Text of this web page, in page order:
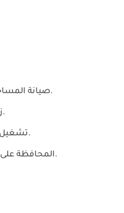
صيانة المساحات الخضراء والحدائق.
زراعة الأشجار والنباتات.
تشغيل معدات الري والصيانة.
المحافظة على المظهر العام للموقع.